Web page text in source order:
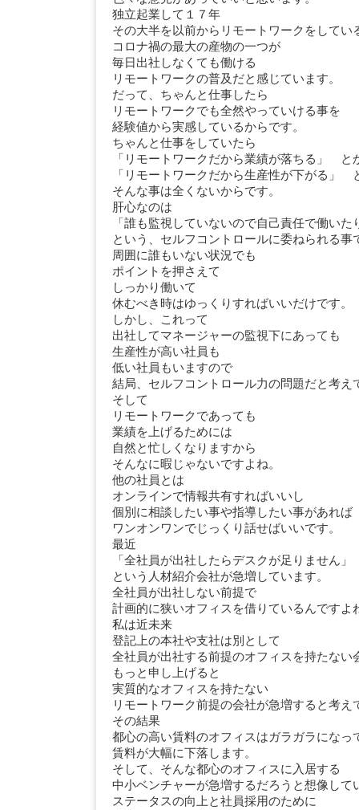
独立起業して１７年
その大半を以前からリモートワークをしてい
コロナ禍の最大の産物の一つが
毎日出社しなくても働ける
リモートワークの普及だと感じています。
だって、ちゃんと仕事したら
リモートワークでも全然やっていける事を
経験値から実感しているからです。
ちゃんと仕事をしていたら
「リモートワークだから業績が落ちる」 と
「リモートワークだから生産性が下がる」
そんな事は全くないからです。
肝心なのは
「誰も監視していないので自己責任で働い
という、セルフコントロールに委ねられる事
周囲に誰もいない状況でも
ポイントを押さえて
しっかり働いて
休むべき時はゆっくりすればいいだけです。
しかし、これって
出社してマネージャーの監視下にあっても
生産性が高い社員も
低い社員もいますので
結局、セルフコントロール力の問題だと考え
そして
リモートワークであっても
業績を上げるためには
自然と忙しくなりますから
そんなに暇じゃないですよね。
他の社員とは
オンラインで情報共有すればいいし
個別に相談したい事や指導したい事があれば
ワンオンワンでじっくり話せばいいです。
最近
「全社員が出社したらデスクが足りません」
という人材紹介会社が急増しています。
全社員が出社しない前提で
計画的に狭いオフィスを借りているんですよ
私は近未来
登記上の本社や支社は別として
全社員が出社する前提のオフィスを持たない
もっと申し上げると
実質的なオフィスを持たない
リモートワーク前提の会社が急増すると考え
その結果
都心の高い賃料のオフィスはガラガラになっ
賃料が大幅に下落します。
そして、そんな都心のオフィスに入居する
中小ベンチャーが急増するだろうと想像して
ステータスの向上と社員採用のために